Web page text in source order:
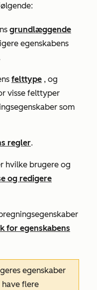
grundlæggende
egenskabens
felttype , og
visse felttyper
som
regler.
hvilke brugere og
og redigere
for egenskabens
egenskaber
flere